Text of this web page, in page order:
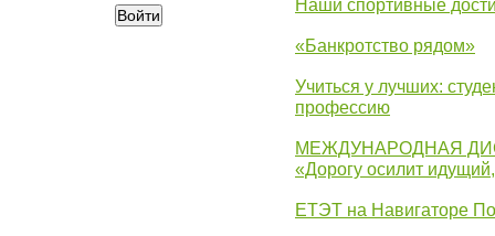
Наши спортивные
«Банкротство рядом»
Учиться у лучших:
профессию
МЕЖДУНАРОДНАЯ
«Дорогу осилит
ЕТЭТ на Навигаторе